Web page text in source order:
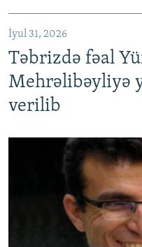
İyul 31, 2026
Təbrizdə fəal
Mehrəlibəyliyə
verilib